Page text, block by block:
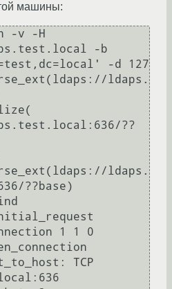
машины:
-v -H
-b
-d 127
ldaps.
??
ldaps.
??base)
1 1 0
TCP